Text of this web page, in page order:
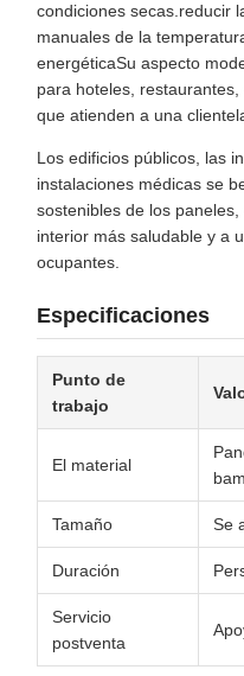
condiciones secas.reducir
manuales de la
energéticaSu aspecto
para hoteles,
que atienden a una
Los edificios públicos, las
instalaciones médicas se
sostenibles de los
interior más saludable y a
ocupantes.
Especificaciones
Punto de
trabajo
El material
Tamaño Se
Duración
Servicio
postventa